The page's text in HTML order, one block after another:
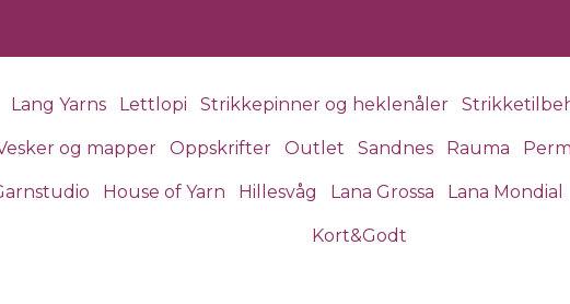
Lang Yarns Lettlopi Strikkepinner og heklenåler
og mapper Oppskrifter Outlet Sandnes Rauma
House of Yarn Hillesvåg Lana Grossa Lana Mondial
Kort&Godt